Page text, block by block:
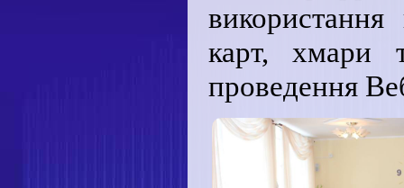
карт, хмари
проведення